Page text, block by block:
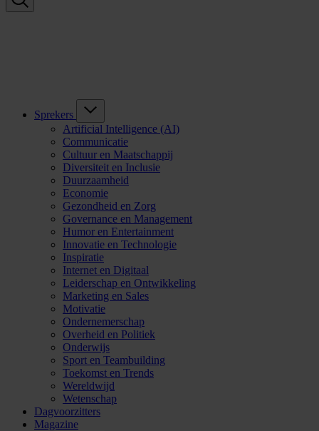
Sprekers
Artificial Intelligence (AI)
Communicatie
Cultuur en Maatschappij
Diversiteit en Inclusie
Duurzaamheid
Economie
Gezondheid en Zorg
Governance en Management
Humor en Entertainment
Innovatie en Technologie
Inspiratie
Internet en Digitaal
Leiderschap en Ontwikkeling
Marketing en Sales
Motivatie
Ondernemerschap
Overheid en Politiek
Onderwijs
Sport en Teambuilding
Toekomst en Trends
Wereldwijd
Wetenschap
Dagvoorzitters
Magazine